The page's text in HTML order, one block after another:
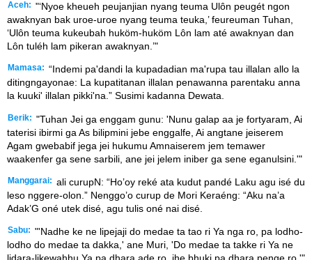
Aceh: "‘Nyoe kheueh peujanjian nyang teuma Ulôn peugét ngon
awaknyan bak uroe-uroe nyang teuma teuka,’ feureuman Tuhan,
‘Ulôn teuma kukeubah huköm-huköm Lôn lam até awaknyan dan
Lôn tuléh lam pikeran awaknyan.’"
Mamasa: “Indemi pa'dandi la kupadadian ma'rupa tau illalan allo la
ditingngayonae: La kupatitanan illalan penawanna parentaku anna
la kuuki' illalan pikki'na.” Susimi kadanna Dewata.
Berik: "Tuhan Jei ga enggam gunu: 'Nunu galap aa je fortyaram, Ai
taterisi ibirmi ga As bilipmini jebe enggalfe, Ai angtane jeiserem
Agam gwebabif jega jei hukumu Amnaiserem jem temawer
waakenfer ga sene sarbili, ane jei jelem iniber ga sene eganulsini.'"
Manggarai: ali curupN: “Ho’oy reké ata kudut pandé Laku agu isé du
leso nggere-olon.” Nenggo’o curup de Mori Keraéng: “Aku na’a
Adak’G oné utek disé, agu tulis oné nai disé.
Sabu: "'Nadhe ke ne lipejaji do medae ta tao ri Ya nga ro, pa lodho-
lodho do medae ta dakka,' ane Muri, 'Do medae ta takke ri Ya ne